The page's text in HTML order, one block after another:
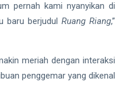
pernah kami nyanyikan di
baru berjudul Ruang Riang,”
meriah dengan interaksi
penggemar yang dikenal